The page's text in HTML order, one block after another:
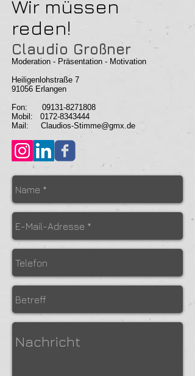
Wir müssen
reden!
Claudio Großner
Moderation - Präsentation - Motivation
Heiligenlohstraße 7
91056 Erlangen
Fon: 09131-8271808
Mobil: 0172-8343444
Mail: Claudios-Stimme@gmx.de